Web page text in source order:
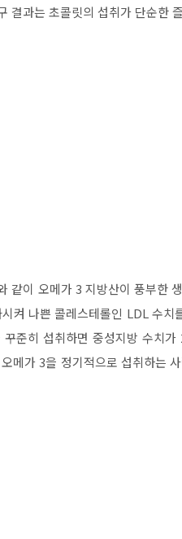
결과는 초콜릿의 섭취가 단순한
같이 오메가 3 지방산이 풍부한
켜 나쁜 콜레스테롤인 LDL 수
꾸준히 섭취하면 중성지방 수치
메가 3을 정기적으로 섭취하는